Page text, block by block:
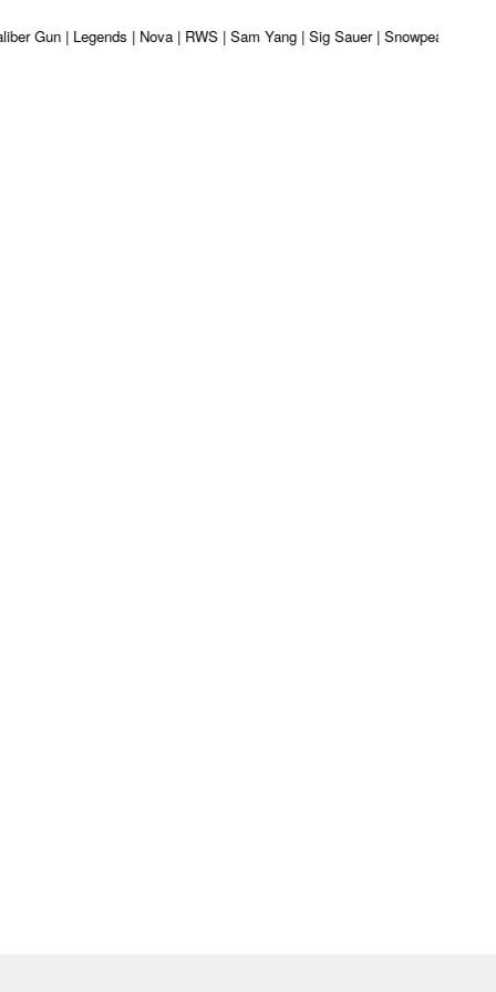
Gun | Legends | Nova | RWS | Sam Yang | Sig Sauer | Snowpeak |